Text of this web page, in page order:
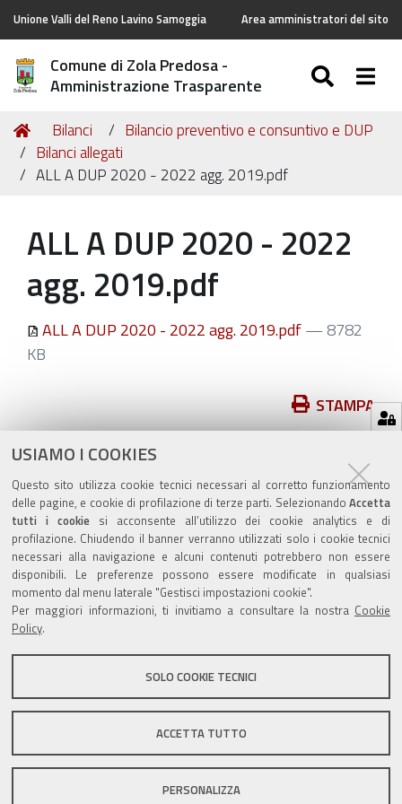
USIAMO I COOKIES
Questo sito utilizza cookie tecnici necessari al corretto funzionamento
delle pagine, e cookie di profilazione di terze parti. Selezionando Accetta
tutti i cookiesi acconsente all’utilizzo dei cookie analytics e di
profilazione. Chiudendo il banner verranno utilizzati solo i cookie tecnici
necessari alla navigazione e alcuni contenuti potrebbero non essere
disponibili. Le preferenze possono essere modificate in qualsiasi
momento dal menu laterale "Gestisci impostazioni cookie".
Per maggiori informazioni, ti invitiamo a consultare la nostra Cookie
Policy.
SOLO COOKIE TECNICI
ACCETTA TUTTO
PERSONALIZZA
Unione Valli del Reno Lavino Samoggia Area amministratori del sito
Comune di Zola Predosa -
Amministrazione Trasparente
Tu
sei
qui:
Home
Bilanci
Bilancio preventivo e consuntivo e DUP
Bilanci allegati
ALL A DUP 2020 - 2022 agg. 2019.pdf
ALL A DUP 2020 - 2022
agg. 2019.pdf
ALL A DUP 2020 - 2022 agg. 2019.pdf— 8782
KB
sul
documento
STAMPA
ultima modifica
Valuta questo sito
Sito istituzionale Comune di Zola Predosa
Privacy policy|DPO|Accessibilità